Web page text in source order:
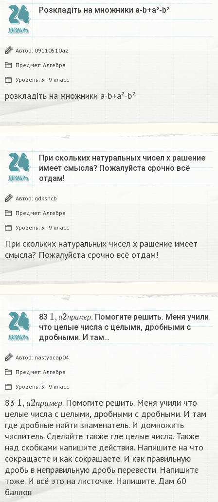
24
ДЕКАБРЬ
Розкладіть на множники а-b+a²-b²​
Автор: 09110510az
Предмет: Алгебра
Уровень: 5 - 9 класс
розкладіть на множники а-b+a²-b²​
24
ДЕКАБРЬ
При скольких натуральных чисел х рашение
имеет смысла? Пожалуйста срочно всё
отдам!
Автор: gdksncb
Предмет: Алгебра
Уровень: 5 - 9 класс
При скольких натуральных чисел х рашение имеет
смысла? Пожалуйста срочно всё отдам!
24
ДЕКАБРЬ
83 и пр име р
1,и2п ример
. Помогите решить. Меня учили
что целые числа с целыми, дробными с
дробными. И там…
Автор: nastyacap04
Предмет: Алгебра
Уровень: 5 - 9 класс
83 и пр имер
1 2
. Помогите решить. Меня учили что
целые числа с целыми, дробными с дробными. И там
где дробные найти знаменатель. И домножить
числитель. Сделайте также где целые числа. Также
над скобками напишите действия. Напишите на что
сокращаете и как сокращаете. И как правильную
дробь в неправильную дробь перевести. Напишите
тоже. И всё это на листочке. Напишите. Дам 60
баллов